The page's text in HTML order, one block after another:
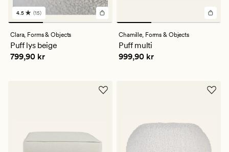
15
anmeldelser
med
en
gjennomsnittlig
vurdering
4.5 (15)
Clara, Forms & Objects
Puff lys beige
Pris 799,90 kr
799,90 kr
Chamille, Forms & Objects
Puff multi
Pris 999,90 kr
999,90 kr